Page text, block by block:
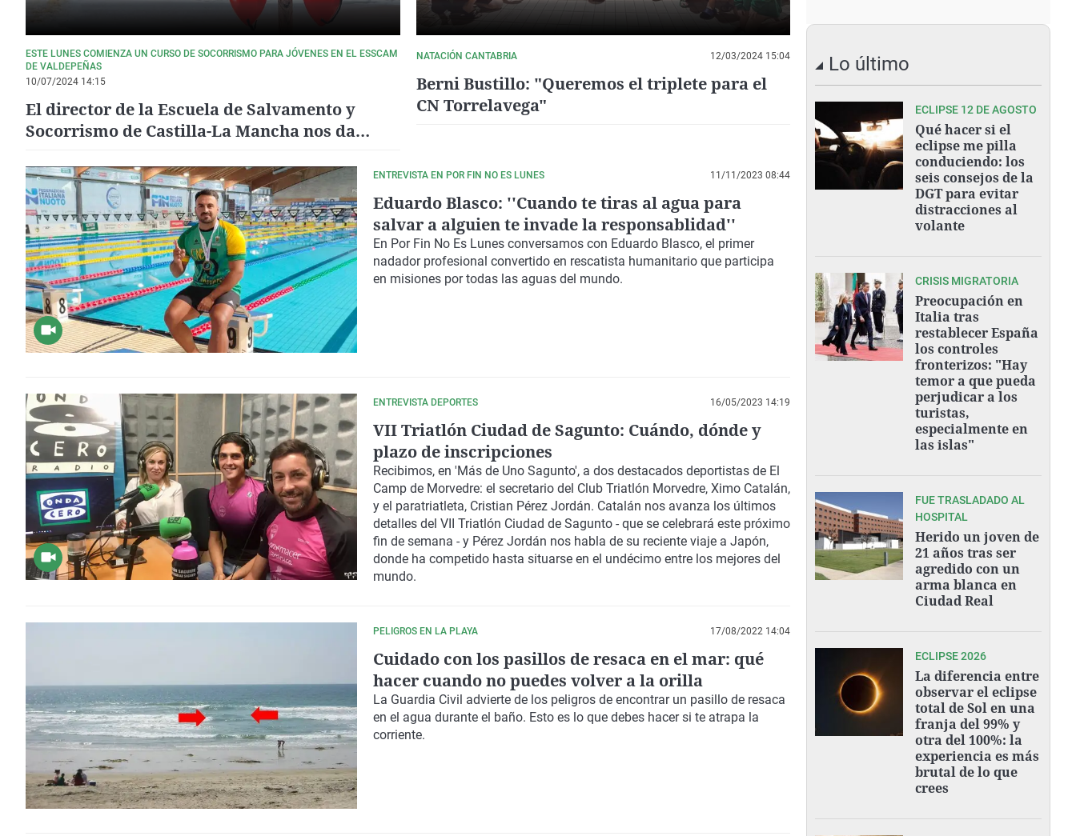
ESTE LUNES COMIENZA UN CURSO DE SOCORRISMO PARA JÓVENES EN EL ESSCAM
DE VALDEPEÑAS
10/07/2024 14:15
El director de la Escuela de Salvamento y
Socorrismo de Castilla-La Mancha nos da
ahogamientos
NATACIÓN CANTABRIA 12/03/2024 15:04
Berni Bustillo: "Queremos el triplete para el
CN Torrelavega"
ENTREVISTA EN POR FIN NO ES LUNES 11/11/2023 08:44
Eduardo Blasco: ''Cuando te tiras al agua para
salvar a alguien te invade la responsablidad''
En Por Fin No Es Lunes conversamos con Eduardo Blasco, el primer
nadador profesional convertido en rescatista humanitario que participa
en misiones por todas las aguas del mundo.
ENTREVISTA DEPORTES 16/05/2023 14:19
VII Triatlón Ciudad de Sagunto: Cuándo, dónde y
plazo de inscripciones
Recibimos, en 'Más de Uno Sagunto', a dos destacados deportistas de El
Camp de Morvedre: el secretario del Club Triatlón Morvedre, Ximo Catalán,
y el paratriatleta, Cristian Pérez Jordán. Catalán nos avanza los últimos
detalles del VII Triatlón Ciudad de Sagunto - que se celebrará este próximo
fin de semana - y Pérez Jordán nos habla de su reciente viaje a Japón,
donde ha competido hasta situarse en el undécimo entre los mejores del
mundo.
PELIGROS EN LA PLAYA 17/08/2022 14:04
Cuidado con los pasillos de resaca en el mar: qué
hacer cuando no puedes volver a la orilla
La Guardia Civil advierte de los peligros de encontrar un pasillo de resaca
en el agua durante el baño. Esto es lo que debes hacer si te atrapa la
corriente.
Lo último
ECLIPSE 12 DE AGOSTO
Qué hacer si el
eclipse me pilla
conduciendo: los
seis consejos de la
DGT para evitar
distracciones al
volante
CRISIS MIGRATORIA
Preocupación en
Italia tras
restablecer España
los controles
fronterizos: "Hay
temor a que pueda
perjudicar a los
turistas,
especialmente en
las islas"
FUE TRASLADADO AL
HOSPITAL
Herido un joven de
21 años tras ser
agredido con un
arma blanca en
Ciudad Real
ECLIPSE 2026
La diferencia entre
observar el eclipse
total de Sol en una
franja del 99% y
otra del 100%: la
experiencia es más
brutal de lo que
crees